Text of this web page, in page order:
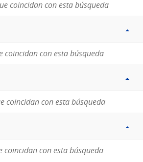
coincidan con esta búsqueda
coincidan con esta búsqueda
coincidan con esta búsqueda
coincidan con esta búsqueda